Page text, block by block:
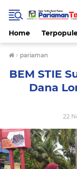
Home
› pariaman
BEM STIE
Dana
22